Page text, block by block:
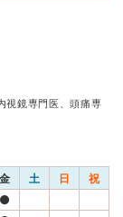
視鏡専門医、頭痛専
金 土 日 祝